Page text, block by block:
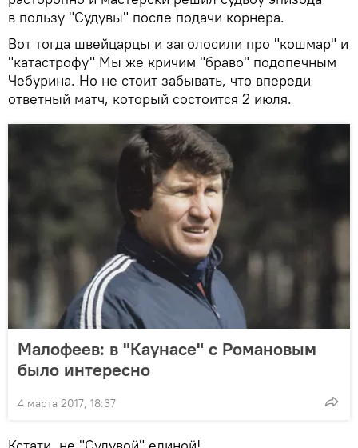
в пользу "Судувы" после подачи корнера.
Вот тогда швейцарцы и заголосили про "кошмар" и
"катастрофу" Мы же кричим "браво" подопечным
Чебурина. Но не стоит забывать, что впереди
ответный матч, который состоится 2 июля.
Малофеев: в "Каунасе" с Романовым
было интересно
4 марта 2017, 18:37